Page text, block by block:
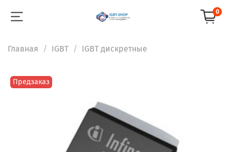
0
Главная IGBT IGBT дискретные
Предзаказ